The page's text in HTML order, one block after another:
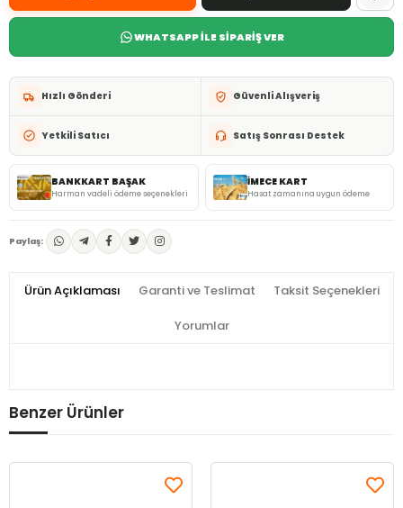
WHATSAPP İLE SİPARİŞ VER
Hızlı Gönderi Güvenli Alışveriş
Yetkili Satıcı Satış Sonrası Destek
BANKKART BAŞAK
Harman vadeli ödeme seçenekleri
İMECE KART
Hasat zamanına uygun ödeme
Paylaş:
Ürün Açıklaması Garanti ve Teslimat Taksit Seçenekleri
Yorumlar
Benzer Ürünler